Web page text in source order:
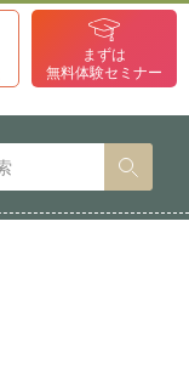
まずは
無料体験セミナー